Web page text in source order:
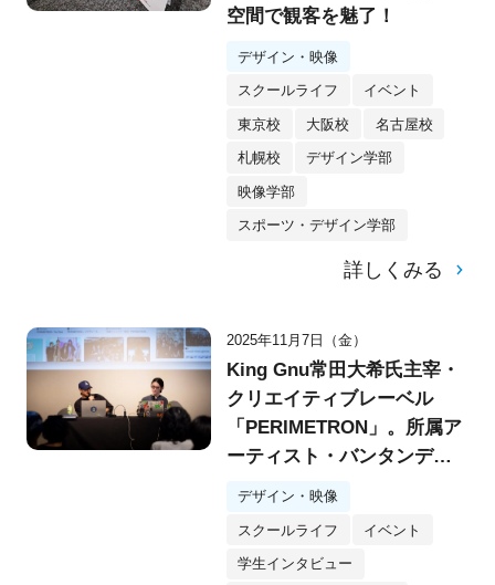
空間で観客を魅了！
デザイン・映像
スクールライフ イベント
東京校 大阪校 名古屋校
札幌校 デザイン学部
映像学部
スポーツ・デザイン学部
詳しくみる
2025年11月7日（金）
King Gnu常田大希氏主宰・
クリエイティブレーベル
「PERIMETRON」。所属ア
ーティスト・バンタンデザ
イン研究所OB森洸大さん×
演会を実施！
デザイン・映像
スクールライフ イベント
学生インタビュー